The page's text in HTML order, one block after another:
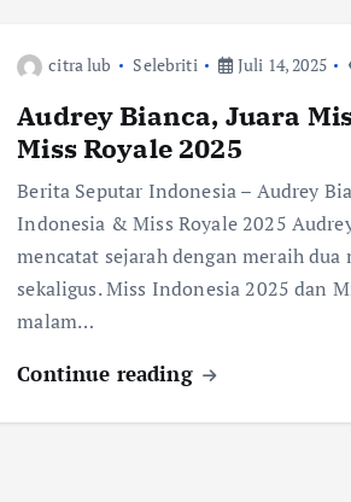
citra lub Selebriti Juli 14, 2025
Audrey Bianca, Juara
Miss Royale 2025
Berita Seputar Indonesia – Audrey
Indonesia & Miss Royale 2025
mencatat sejarah dengan meraih dua
sekaligus. Miss Indonesia 2025 dan
malam…
Continue reading